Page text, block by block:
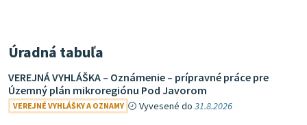
Úradná tabuľa
VEREJNÁ VYHLÁŠKA – Oznámenie – prípravné práce pre
Územný plán mikroregiónu Pod Javorom
VEREJNÉ VYHLÁŠKY A OZNAMY Vyvesené do31.8.2026